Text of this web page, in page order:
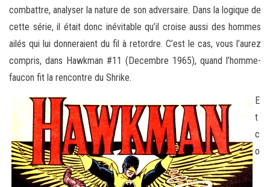
combattre, analyser la nature de son adversaire. Dans la logique de
cette série, il était donc inévitable qu’il croise aussi des hommes
ailés qui lui donneraient du fil à retordre. C’est le cas, vous l’aurez
compris, dans Hawkman #11 (Decembre 1965), quand l’homme-
faucon fit la rencontre du Shrike.
E
t
c
o